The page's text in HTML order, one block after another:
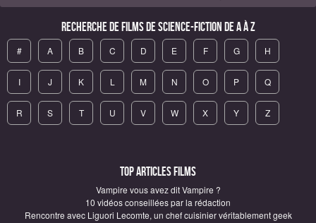
Recherche de Films de science-fiction de A à Z
# A B C D E F G H
I J K L M N O P Q
R S T U V W X Y Z
Top articles Films
Vampire vous avez dit Vampire ?
10 vidéos conseillées par la rédaction
Rencontre avec Liguori Lecomte, un chef cuisinier véritablement geek